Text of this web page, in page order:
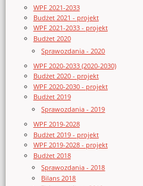
WPF 2021-2033
Budżet 2021 - projekt
WPF 2021-2033 - projekt
Budżet 2020
Sprawozdania - 2020
WPF 2020-2033 (2020-2030)
Budżet 2020 - projekt
WPF 2020-2030 - projekt
Budżet 2019
Sprawozdania - 2019
WPF 2019-2028
Budżet 2019 - projekt
WPF 2019-2028 - projekt
Budżet 2018
Sprawozdania - 2018
Bilans 2018